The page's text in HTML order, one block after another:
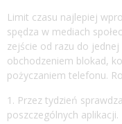
Limit czasu najlepiej
spędza w mediach
zejście od razu do
obchodzeniem blokad,
pożyczaniem telefonu.
Przez tydzień
poszczególnych aplikacji.